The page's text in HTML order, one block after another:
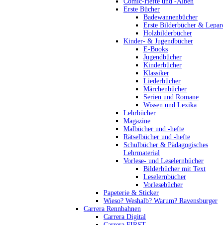
Erste Bücher
Badewannenbücher
Erste Bilderbücher &
Holzbilderbücher
Kinder- & Jugendbücher
E-Books
Jugendbücher
Kinderbücher
Klassiker
Liederbücher
Märchenbücher
Serien und Romane
Wissen und Lexika
Lehrbücher
Magazine
Malbücher und -hefte
Rätselbücher und -hefte
Schulbücher & Pädagogisches
Lehrmaterial
Vorlese- und Leselernbücher
Bilderbücher mit Text
Leselernbücher
Vorlesebücher
Papeterie & Sticker
Wieso? Weshalb? Warum? Ravensburger
Carrera Rennbahnen
Carrera Digital